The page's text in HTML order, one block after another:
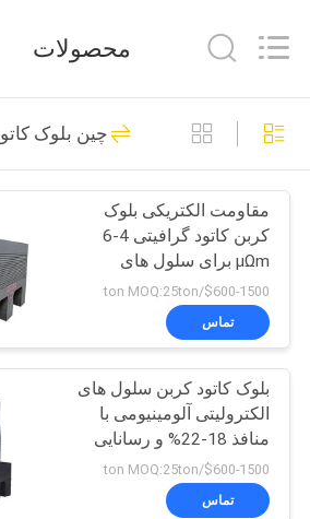
خونه
محصولات
ویدیو
درباره
ما
کارخانه
Imp.&Exp.Co.,Ltd.
کریولیت سدیم
509
کریولیت
344
محصولات
چین بلوک
مقاومت الکتریکی بلوک
کربن کاتود گرافیتی 4-6
μΩm برای سلول های
الکترولیتی آلومینیومی
$600-1500/ton MOQ:25ton
تماس
بلوک کاتود کربن سلول های
الکترولیتی آلومینیومی با
منافذ 18-22% و رسانایی
حرارتی 150-200 W/mK
$600-1500/ton MOQ:25ton
تماس